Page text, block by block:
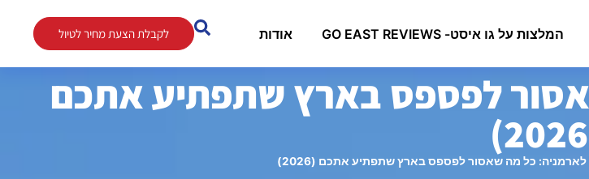
המלצות על גו איסט- GO EAST REVIEWS אודות לקבלת הצעת מחיר לטיול
לפספס בארץ שתפתיע אתכם
לארמניה: כל מה שאסור לפספס בארץ שתפתיע אתכם (2026)